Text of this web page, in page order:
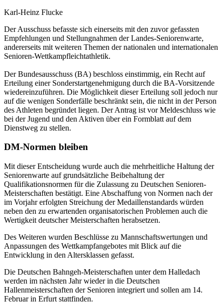
Karl-Heinz Flucke
Der Ausschuss befasste sich einerseits mit den zuvor gefassten
Empfehlungen und Stellungnahmen der Landes-Seniorenwarte,
andererseits mit weiteren Themen der nationalen und internationalen
Senioren-Wettkampfleichtathletik.
Der Bundesausschuss (BA) beschloss einstimmig, ein Recht auf
Erteilung einer Sonderstartgenehmigung durch die BA-Vorsitzende
wiedereinzuführen. Die Möglichkeit dieser Erteilung soll jedoch nur
auf die wenigen Sonderfälle beschränkt sein, die nicht in der Person
des Athleten begründet liegen. Der Antrag ist vor Meldeschluss wie
bei der Jugend und den Aktiven über ein Formblatt auf dem
Dienstweg zu stellen.
DM-Normen bleiben
Mit dieser Entscheidung wurde auch die mehrheitliche Haltung der
Seniorenwarte auf grundsätzliche Beibehaltung der
Qualifikationsnormen für die Zulassung zu Deutschen Senioren-
Meisterschaften bestätigt. Eine Abschaffung von Normen nach der
im Vorjahr erfolgten Streichung der Medaillenstandards würden
neben den zu erwartenden organisatorischen Problemen auch die
Wertigkeit deutscher Meisterschaften herabsetzen.
Des Weiteren wurden Beschlüsse zu Mannschaftswertungen und
Anpassungen des Wettkampfangebotes mit Blick auf die
Entwicklung in den Altersklassen gefasst.
Die Deutschen Bahngeh-Meisterschaften unter dem Halledach
werden im nächsten Jahr wieder in die Deutschen
Hallenmeisterschaften der Senioren integriert und sollen am 14.
Februar in Erfurt stattfinden.